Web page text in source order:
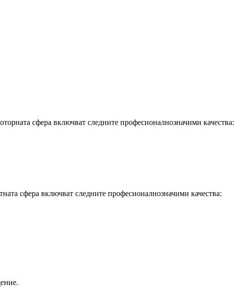
сфера включват следните професионалнозначими качества:
сфера включват следните професионалнозначими качества: